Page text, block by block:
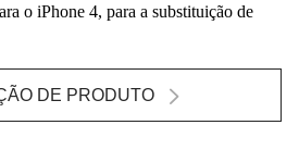
o iPhone 4, para a substituição de
DE PRODUTO